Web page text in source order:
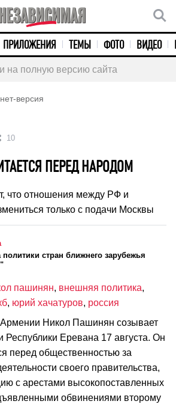
ПРИЛОЖЕНИЯ ТЕМЫ ФОТО ВИДЕО
на полную версию сайта
версия
10
ПЕРЕД НАРОДОМ
что отношения между РФ и
только с подачи Москвы
стран ближнего зарубежья
пашинян, внешняя политика,
, юрий хачатуров, россия
Никол Пашинян созывает
Республики Еревана 17 августа. Он
перед общественностью за
своего правительства,
с арестами высокопоставленных
обвинениями второму